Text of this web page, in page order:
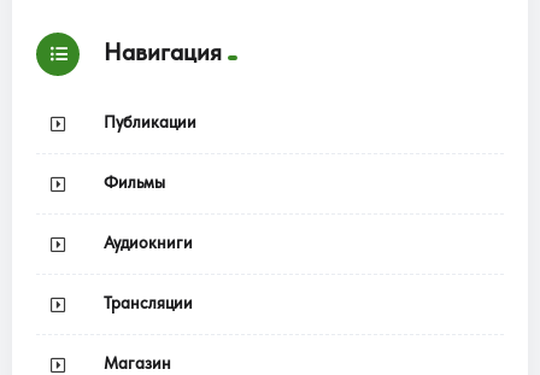
Навигация
Публикации
Фильмы
Аудиокниги
Трансляции
Магазин